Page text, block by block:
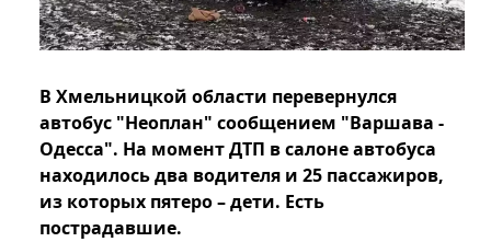
В Хмельницкой области перевернулся
автобус "Неоплан" сообщением "Варшава -
Одесса". На момент ДТП в салоне автобуса
находилось два водителя и 25 пассажиров,
из которых пятеро – дети. Есть
пострадавшие.